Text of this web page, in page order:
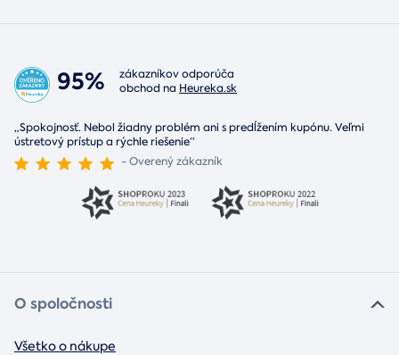
95%
zákazníkov odporúča
obchod na Heureka.sk
„Spokojnosť. Nebol žiadny problém ani s predĺžením kupónu. Veľmi
ústretový prístup a rýchle riešenie“
- Overený zákazník
O spoločnosti
Všetko o nákupe